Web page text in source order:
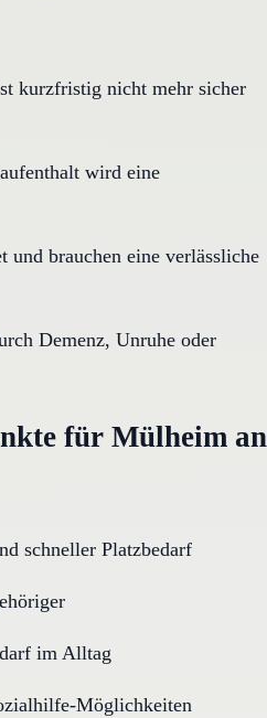
kurzfristig nicht mehr sicher
wird eine
und brauchen eine verlässliche
Demenz, Unruhe oder
für Mülheim an
schneller Platzbedarf
im Alltag
Möglichkeiten